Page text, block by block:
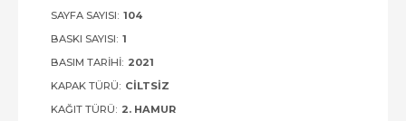
SAYFA SAYISI: 104
BASKI SAYISI: 1
BASIM TARIHI: 2021
KAPAK TÜRÜ: CILTSIZ
KAĞIT TÜRÜ: 2. HAMUR